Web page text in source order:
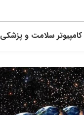
سلامت و پزشکی